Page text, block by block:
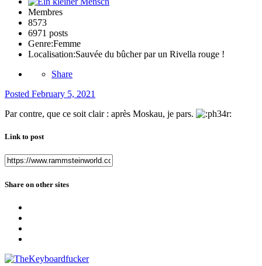
Membres
8573
6971 posts
Genre:Femme
Localisation:Sauvée du bûcher par un Rivella rouge !
Share
Posted February 5, 2021
Par contre, que ce soit clair : après Moskau, je pars.
Link to post
Share on other sites